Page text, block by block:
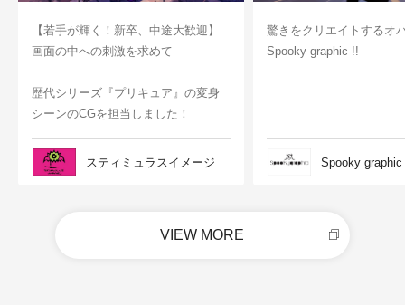
【若手が輝く！新卒、中途大歓迎】
画面の中への刺激を求めて
歴代シリーズ『プリキュア』の変身
シーンのCGを担当しました！
スティミュラスイメージ
驚きをクリエイトするオ
Spooky graphic !!
Spooky graphic
VIEW MORE